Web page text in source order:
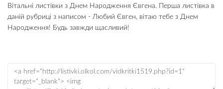
Вітальні листівки з Днем Народження Євгена. Перша листівка в
даній рубриці з написом - Любий Євген, вітаю тебе з Днем
Народження! Будь завжди щасливий!